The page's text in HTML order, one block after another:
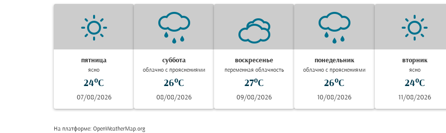
пятница
ясно
24°C
07/08/2026
суббота
облачно с прояснениями
26°C
08/08/2026
воскресенье
переменная облачность
27°C
09/08/2026
понедельник
облачно с прояснениями
26°C
10/08/2026
вторник
ясно
24°C
11/08/2026
На платформе: OpenWeatherMap.org